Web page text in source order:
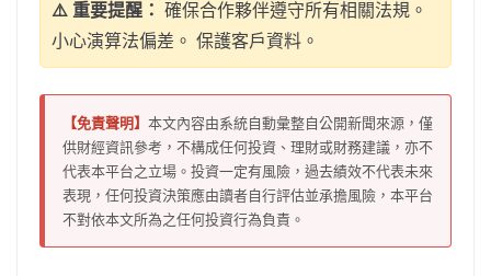
⚠️ 重要提醒： 確保合作夥伴遵守所有相關法規。
小心演算法偏差。 保護客戶資料。
【免責聲明】 本文內容由系統自動彙整自公開新聞來源，僅
供財經資訊參考，不構成任何投資、理財或財務建議，亦不
代表本平台之立場。投資一定有風險，過去績效不代表未來
表現，任何投資決策應由讀者自行評估並承擔風險，本平台
不對依本文所為之任何投資行為負責。